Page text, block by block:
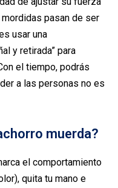
mordidas pasan de ser
usar una
y retirada” para
el tiempo, podrás
a las personas no es
muerda?
el comportamiento
quita tu mano e